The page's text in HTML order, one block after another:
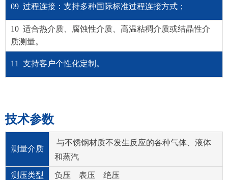
09 过程连接：支持多种国际标准过程连接方式；
10 适合热介质、腐蚀性介质、高温粘稠介质或结晶性介
质测量。
11 支持客户个性化定制。
技术参数
测量介质
与不锈钢材质不发生反应的各种气体、液体
和蒸汽
测压类型 负压 表压 绝压